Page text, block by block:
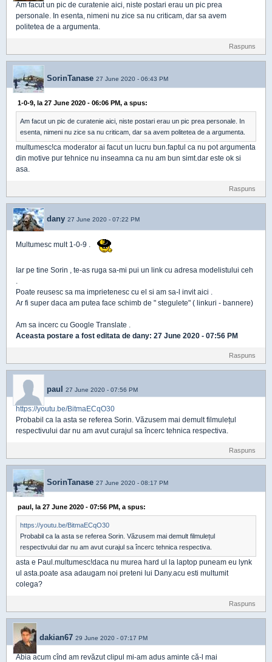
Am facut un pic de curatenie aici, niste postari erau un pic prea
personale. In esenta, nimeni nu zice sa nu criticam, dar sa avem
politetea de a argumenta.
Raspuns
SorinTanase 27 June 2020 - 06:43 PM
1-0-9, la 27 June 2020 - 06:06 PM, a spus:
Am facut un pic de curatenie aici, niste postari erau un pic prea personale. In
esenta, nimeni nu zice sa nu criticam, dar sa avem politetea de a argumenta.
multumesc!ca moderator ai facut un lucru bun.faptul ca nu pot argumenta
din motive pur tehnice nu inseamna ca nu am bun simt.dar este ok si
asa.
Raspuns
dany 27 June 2020 - 07:22 PM
Multumesc mult 1-0-9 .
Iar pe tine Sorin , te-as ruga sa-mi pui un link cu adresa modelistului ceh
.
Poate reusesc sa ma imprietenesc cu el si am sa-l invit aici .
Ar fi super daca am putea face schimb de " stegulete" ( linkuri - bannere)
Am sa incerc cu Google Translate .
Aceasta postare a fost editata de dany: 27 June 2020 - 07:56 PM
Raspuns
paul 27 June 2020 - 07:56 PM
https://youtu.be/BitmaECqO30
Probabil ca la asta se referea Sorin. Văzusem mai demult filmulețul
respectivului dar nu am avut curajul sa încerc tehnica respectiva.
Raspuns
SorinTanase 27 June 2020 - 08:17 PM
paul, la 27 June 2020 - 07:56 PM, a spus:
https://youtu.be/BitmaECqO30
Probabil ca la asta se referea Sorin. Văzusem mai demult filmulețul
respectivului dar nu am avut curajul sa încerc tehnica respectiva.
asta e Paul.multumesc!daca nu murea hard ul la laptop puneam eu lynk
ul asta.poate asa adaugam noi preteni lui Dany.acu esti multumit
colega?
Raspuns
dakian67 29 June 2020 - 07:17 PM
Abia acum cînd am revăzut clipul mi-am adus aminte că-l mai